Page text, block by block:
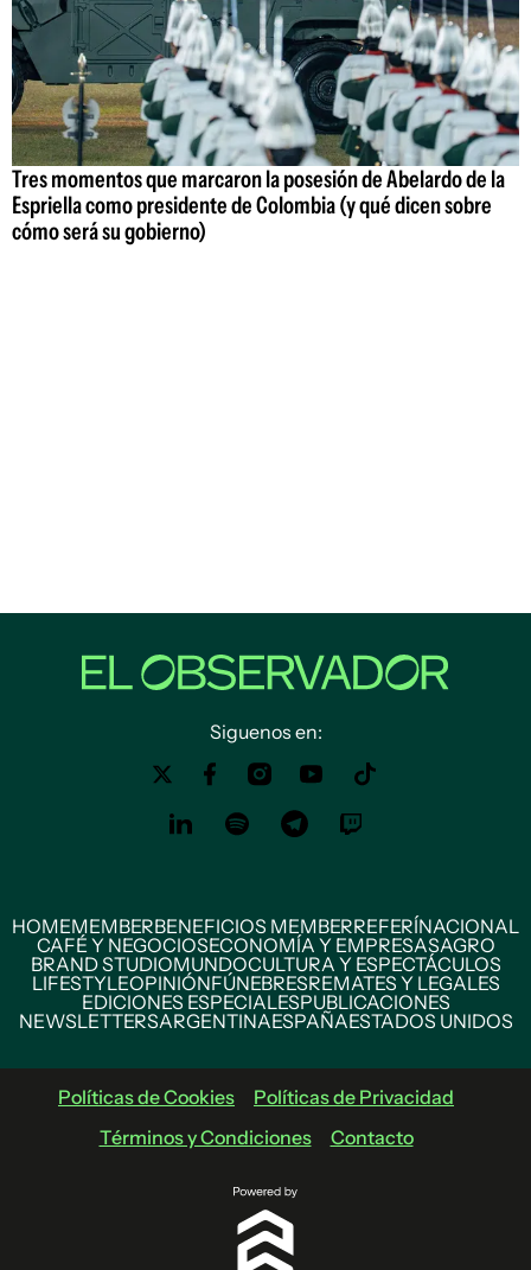
Tres momentos que marcaron la posesión de Abelardo de la
Espriella como presidente de Colombia (y qué dicen sobre
cómo será su gobierno)
Siguenos en:
HOMEMEMBERBENEFICIOS MEMBERREFERÍNACIONAL
CAFÉ Y NEGOCIOSECONOMÍA Y EMPRESASAGRO
BRAND STUDIOMUNDOCULTURA Y ESPECTÁCULOS
LIFESTYLEOPINIÓNFÚNEBRESREMATES Y LEGALES
EDICIONES ESPECIALESPUBLICACIONES
NEWSLETTERSARGENTINAESPAÑAESTADOS UNIDOS
Políticas de Cookies
Políticas de Privacidad
Términos y Condiciones
Contacto